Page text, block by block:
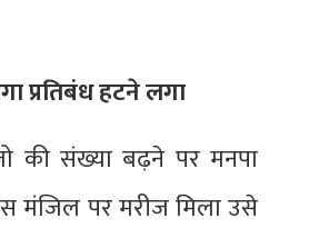
प्रतिबंध हटने लगा
की संख्या बढ़ने पर मनपा
मंजिल पर मरीज मिला उसे